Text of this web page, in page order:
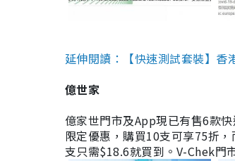
延伸閱讀：【快速測試套裝】
億世家
億家世門市及App現已有售6款
限定優惠，購買10支可享75折
支只需$18.6就買到。V-Chek門